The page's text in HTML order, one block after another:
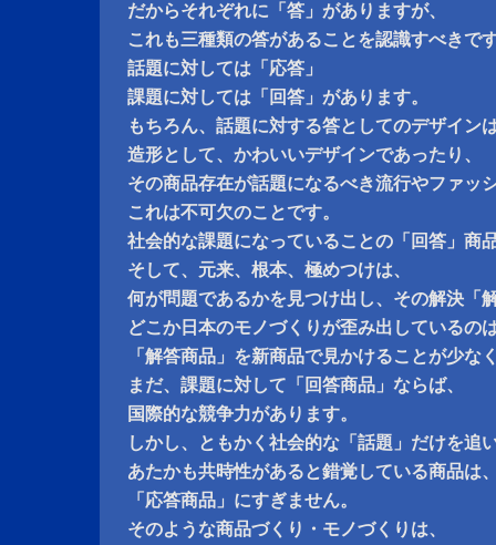
だからそれぞれに「答」がありますが、
これも三種類の答があることを認識すべきで
話題に対しては「応答」
課題に対しては「回答」があります。
もちろん、話題に対する答としてのデザイン
造形として、かわいいデザインであったり、
その商品存在が話題になるべき流行やファッ
これは不可欠のことです。
社会的な課題になっていることの「回答」商
そして、元来、根本、極めつけは、
何が問題であるかを見つけ出し、その解決「
どこか日本のモノづくりが歪み出しているの
「解答商品」を新商品で見かけることが少な
まだ、課題に対して「回答商品」ならば、
国際的な競争力があります。
しかし、ともかく社会的な「話題」だけを追
あたかも共時性があると錯覚している商品は
「応答商品」にすぎません。
そのような商品づくり・モノづくりは、